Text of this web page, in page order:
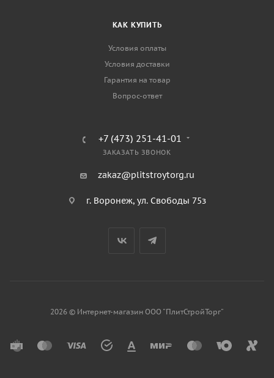
КАК КУПИТЬ
Условия оплаты
Условия доставки
Гарантия на товар
Вопрос-ответ
+7 (473) 251-41-01
ЗАКАЗАТЬ ЗВОНОК
zakaz@plitstroytorg.ru
г. Воронеж, ул. Свободы 75з
2026 © Интернет-магазин ООО "ПлитСтройТорг"